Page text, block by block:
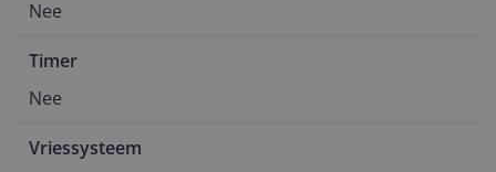
Nee
Timer
Nee
Vriessysteem